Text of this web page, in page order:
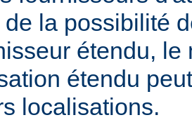
la possibilité
étendu, le
étendu
localisations.